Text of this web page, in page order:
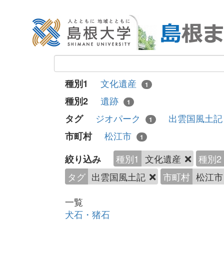
種別1 文化遺産 1
種別2 遺跡 1
タグ ジオパーク 1
出雲国風土
市町村
松江市 1
絞り込み 種別1 文化遺産
種別2
タグ 出雲国風土記 市町村 松江
一覧
犬石・猪石